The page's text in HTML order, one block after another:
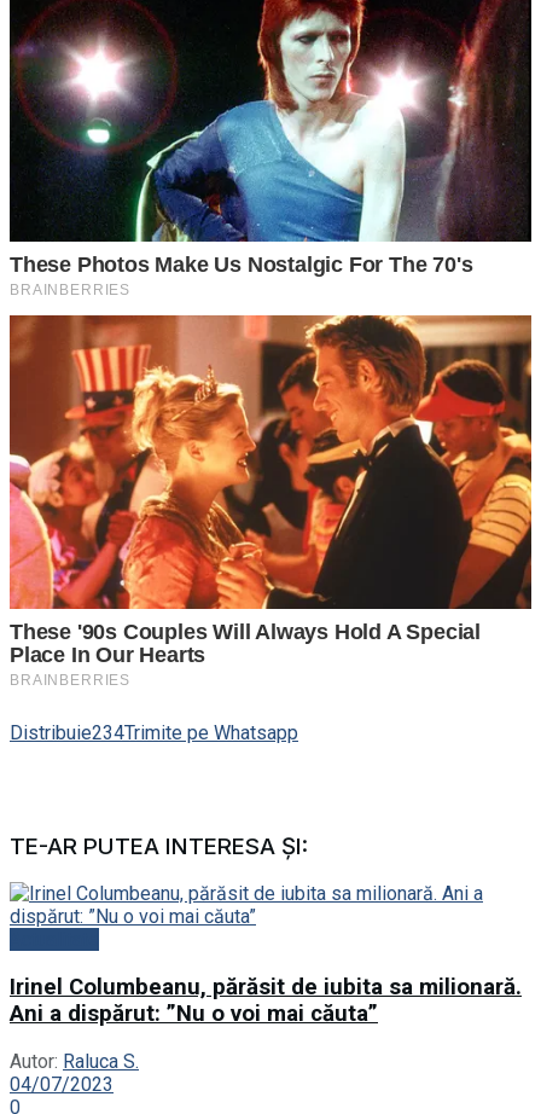
Distribuie234Trimite pe Whatsapp
TE-AR PUTEA INTERESA ȘI:
Irinel Columbeanu, părăsit de iubita sa milionară.
Ani a dispărut: ”Nu o voi mai căuta”
Autor: Raluca S.
04/07/2023
0